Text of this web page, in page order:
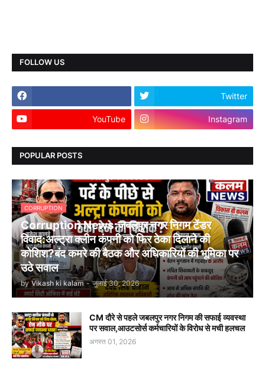
FOLLOW US
Twitter
YouTube Instagram
POPULAR POSTS
CORRUPTION
Corruption News:जबलपुर नगर निगम टेंडर
विवाद:अल्ट्रा क्लीन कंपनी को फिर ठेका दिलाने की
कोशिश?बंद कमरे की बैठक और अधिकारियों की भूमिका पर
उठे सवाल
by Vikash ki kalam - जुलाई 30, 2026
CM दौरे से पहले जबलपुर नगर निगम की सफाई व्यवस्था
पर सवाल,आउटसोर्स कर्मचारियों के विरोध से मची हलचल
अगस्त 01, 2026